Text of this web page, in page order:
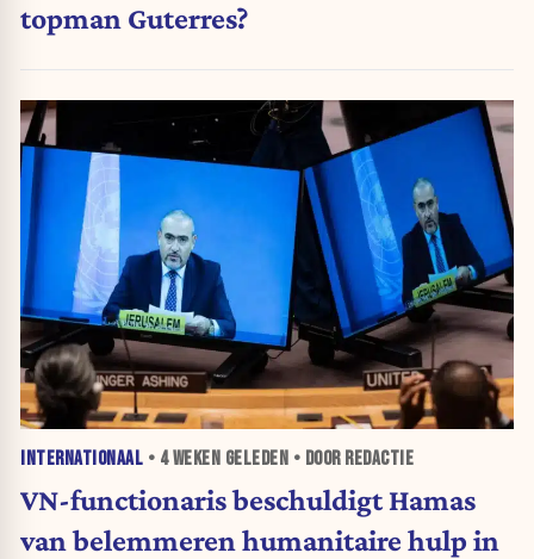
topman Guterres?
INTERNATIONAAL • 4 WEKEN GELEDEN • DOOR REDACTIE
VN-functionaris beschuldigt Hamas
van belemmeren humanitaire hulp in